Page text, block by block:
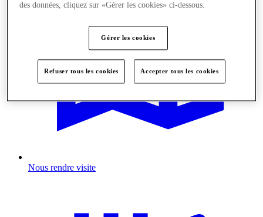
Nous rendre visite
des données, cliquez sur «Gérer les cookies» ci-dessous.
Gérer les cookies
Refuser tous les cookies Accepter tous les cookies